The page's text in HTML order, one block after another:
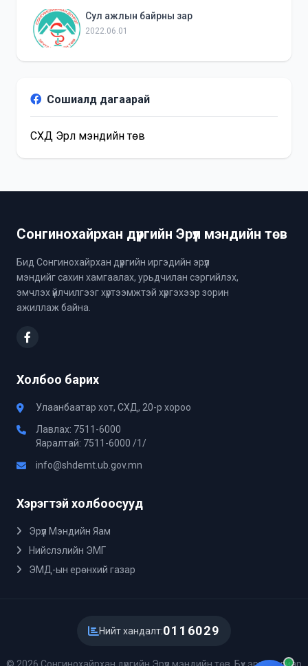
Сул ажлын байрны зар
2022.06.01
Сошиалд дагаарай
СХД Эрүүл мэндийн төв
Сонгинохайрхан дүүргийн Эрүүл мэндийн төв
Бид Сонгинохайрхан дүүргийн иргэдийн эрүүл
мэндийг сахин хамгаалах, урьдчилан сэргийлэх,
эмчлэх үйлчилгээг хүртээмжтэй хүргэхээр зорин
ажиллаж байна.
Холбоо барих
Улаанбаатар хот, СХД, 20-р хороо
Лавлах: 7511-6000
Яаралтай: 7511-6000 /1/
info@shdemt.ub.gov.mn
Хэрэгтэй холбоосууд
Эрүүл Мэндийн Яам
Нийслэлийн ЭМГ
ЭМД-ын ерөнхий газар
Нийт хандалт:0116029